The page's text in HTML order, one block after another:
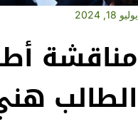
يوليو 18, 2024
مناقشة
الطالب